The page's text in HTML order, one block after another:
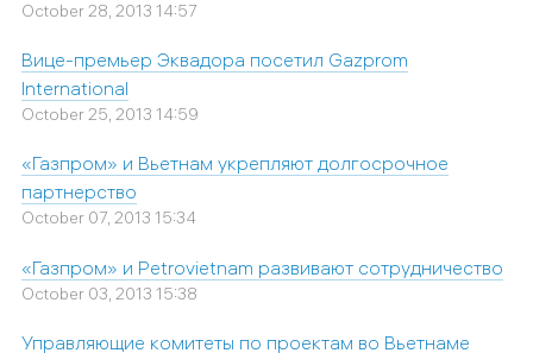
October 28, 2013 14:57
Вице-премьер Эквадора посетил Gazprom
International
October 25, 2013 14:59
«Газпром» и Вьетнам укрепляют долгосрочное
партнерство
October 07, 2013 15:34
«Газпром» и Petrovietnam развивают сотрудничество
October 03, 2013 15:38
Управляющие комитеты по проектам во Вьетнаме